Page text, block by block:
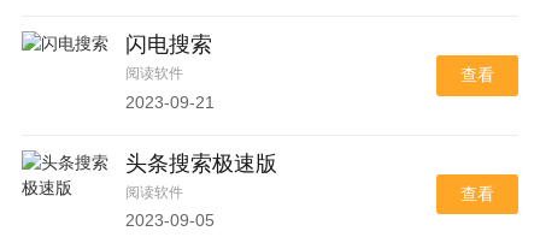
闪电搜索
阅读软件
2023-09-21
查看
头条搜索极速版
阅读软件
2023-09-05
查看